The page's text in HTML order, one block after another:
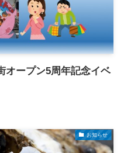
オープン5周年記念イベ
お知らせ